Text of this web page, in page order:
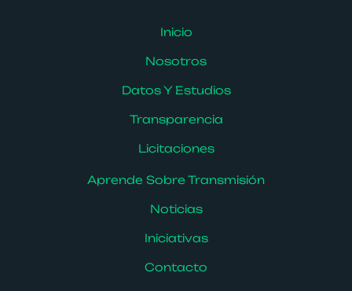
Inicio
Nosotros
Datos Y Estudios
Transparencia
Licitaciones
Aprende Sobre Transmisión
Noticias
Iniciativas
Contacto